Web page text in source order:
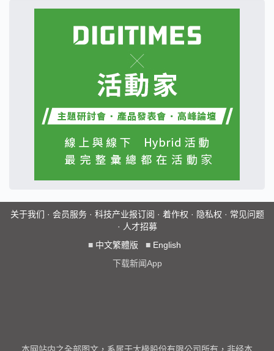
关于我们 · 会员服务· 科技产业报订阅 · 着作权 · 隐私权 · 常见问题
· 人才招募
■ 中文繁體版 ■ English
下载新闻App